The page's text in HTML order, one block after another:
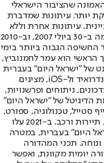
שהציבור הישראלי
יותר. עיתונות שמדברת
עיתונות אחרת וללא
תשלום. המהדורה המודפסת הראשונה פורסמה ב-30 ביולי 2007, וב-2010
החשיפה הגבוה ביותר בימי
הראשי הוא עמר לחמנוביץ,
של "ישראל היום" בעברית
ובאנגלית, כמו כן היישומונים (אפליקציות) לאנדרואיד ול-iOS, מציגים
ניתוחים ופרשנויות,
הדיגיטל של "ישראל היום"
סטייל, טכנולוגיה, ספורט,
כלכלה וצרכנות, בריאות, חיילים, אוכל, יהדות, תיירות ורכב. ב-2021 עלו
היום" בעברית, במטרה
תכני המהדורה
יומית מקוונת, ואפשר